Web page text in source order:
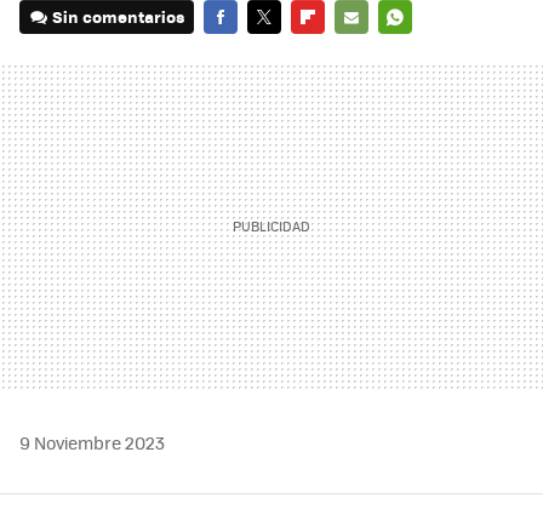
Sin comentarios
MAIL
9 Noviembre 2023